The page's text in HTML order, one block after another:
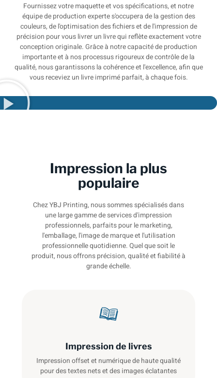
Fournissez votre maquette et vos spécifications, et notre
équipe de production experte s'occupera de la gestion des
couleurs, de l'optimisation des fichiers et de l'impression de
précision pour vous livrer un livre qui reflète exactement votre
conception originale. Grâce à notre capacité de production
importante et à nos processus rigoureux de contrôle de la
qualité, nous garantissons la cohérence et l'excellence, afin que
vous receviez un livre imprimé parfait, à chaque fois.
Impression la plus
populaire
Chez YBJ Printing, nous sommes spécialisés dans
une large gamme de services d'impression
professionnels, parfaits pour le marketing,
l'emballage, l'image de marque et l'utilisation
professionnelle quotidienne. Quel que soit le
produit, nous offrons précision, qualité et fiabilité à
grande échelle.
Impression de livres
Impression offset et numérique de haute qualité
pour des textes nets et des images éclatantes